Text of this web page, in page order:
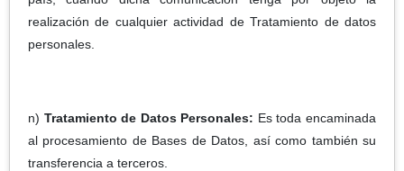
realización de cualquier actividad de Tratamiento de datos
personales.
n) Tratamiento de Datos Personales: Es toda encaminada
al procesamiento de Bases de Datos, así como también su
transferencia a terceros.